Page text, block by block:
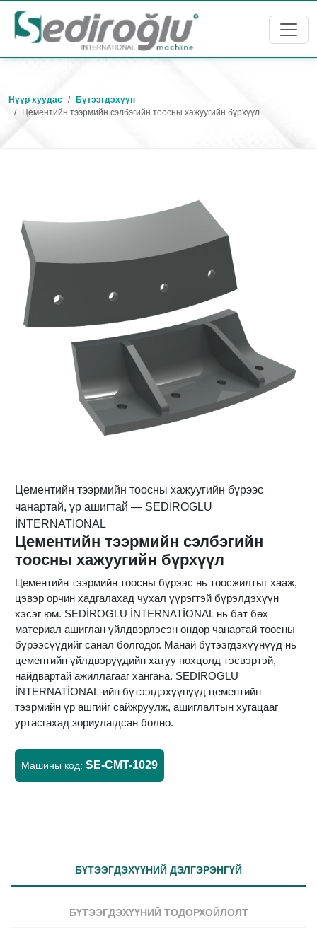
Нүүр хуудас
Бүтээгдэхүүн
Цементийн тээрмийн сэлбэгийн тоосны хажуугийн бүрхүүл
Цементийн тээрмийн тоосны хажуугийн бүрээс
чанартай, үр ашигтай — SEDİROGLU
İNTERNATİONAL
Цементийн тээрмийн сэлбэгийн
тоосны хажуугийн бүрхүүл
Цементийн тээрмийн тоосны бүрээс нь тоосжилтыг хааж,
цэвэр орчин хадгалахад чухал үүрэгтэй бүрэлдэхүүн
хэсэг юм. SEDİROGLU İNTERNATİONAL нь бат бөх
материал ашиглан үйлдвэрлэсэн өндөр чанартай тоосны
бүрээсүүдийг санал болгодог. Манай бүтээгдэхүүнүүд нь
цементийн үйлдвэрүүдийн хатуу нөхцөлд тэсвэртэй,
найдвартай ажиллагааг хангана. SEDİROGLU
İNTERNATİONAL-ийн бүтээгдэхүүнүүд цементийн
тээрмийн үр ашгийг сайжруулж, ашиглалтын хугацааг
уртасгахад зориулагдсан болно.
Машины код: SE-CMT-1029
БҮТЭЭГДЭХҮҮНИЙ ДЭЛГЭРЭНГҮЙ
БҮТЭЭГДЭХҮҮНИЙ ТОДОРХОЙЛОЛТ